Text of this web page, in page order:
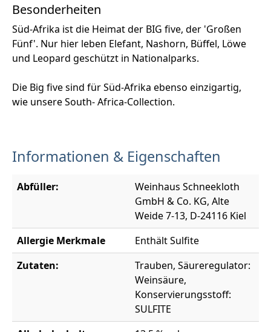
Besonderheiten
Süd-Afrika ist die Heimat der BIG five, der 'Großen
Fünf'. Nur hier leben Elefant, Nashorn, Büffel, Löwe
und Leopard geschützt in Nationalparks.
Die Big five sind für Süd-Afrika ebenso einzigartig,
wie unsere South- Africa-Collection.
Informationen & Eigenschaften
Abfüller:
Weinhaus Schneekloth
GmbH & Co. KG, Alte
Weide 7-13, D-24116 Kiel
Allergie Merkmale
Enthält Sulfite
Zutaten:
Trauben, Säureregulator:
Weinsäure,
Konservierungsstoff:
SULFITE